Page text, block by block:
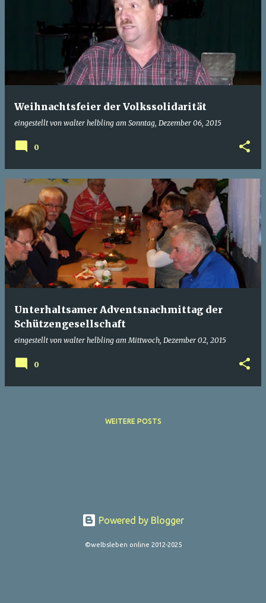
Weihnachtsfeier der Volkssolidarität
eingestellt von walter helbling am Sonntag, Dezember 06, 2015
0
Unterhaltsamer Adventsnachmittag der
Schützengesellschaft
eingestellt von walter helbling amMittwoch, Dezember 02, 2015
0
WEITERE POSTS
Powered by Blogger
©welbsleben online 2012-2025